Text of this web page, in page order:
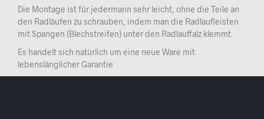
Die Montage ist für jedermann sehr leicht, ohne die Teile an
den Radläufen zu schrauben, indem man die Radlaufleisten
mit Spangen (Blechstreifen) unter den Radlauffalz klemmt.
Es handelt sich natürlich um eine neue Ware mit
lebenslänglicher Garantie